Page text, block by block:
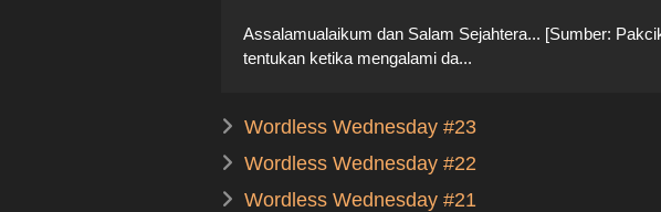
Assalamualaikum dan Salam Sejahtera... [Sumber:
tentukan ketika mengalami da...
Wordless Wednesday #23
Wordless Wednesday #22
Wordless Wednesday #21